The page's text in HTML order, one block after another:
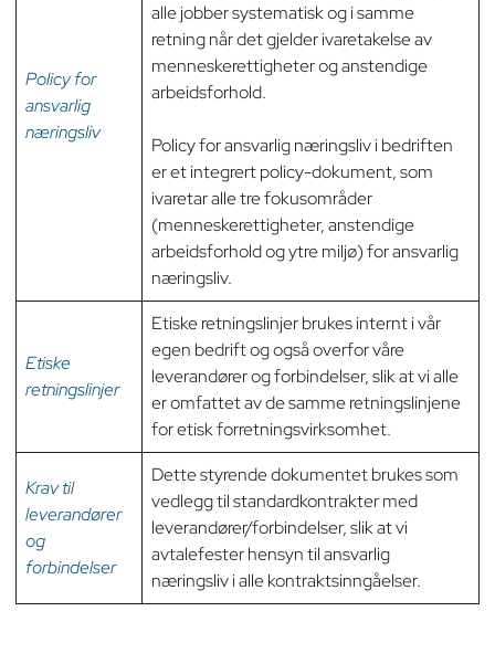
Policy for
ansvarlig
næringsliv
alle jobber systematisk og i samme
retning når det gjelder ivaretakelse av
menneskerettigheter og anstendige
arbeidsforhold.
Policy for ansvarlig næringsliv i bedriften
er et integrert policy-dokument, som
ivaretar alle tre fokusområder
(menneskerettigheter, anstendige
arbeidsforhold og ytre miljø) for ansvarlig
næringsliv.
Etiske
retningslinjer
Etiske retningslinjer brukes internt i vår
egen bedrift og også overfor våre
leverandører og forbindelser, slik at vi alle
er omfattet av de samme retningslinjene
for etisk forretningsvirksomhet.
Krav til
leverandører
og
forbindelser
Dette styrende dokumentet brukes som
vedlegg til standardkontrakter med
leverandører/forbindelser, slik at vi
avtalefester hensyn til ansvarlig
næringsliv i alle kontraktsinngåelser.